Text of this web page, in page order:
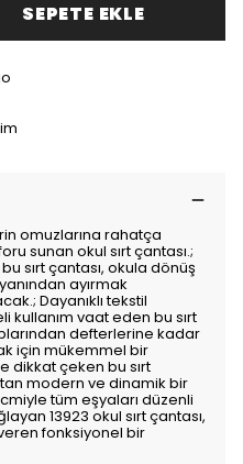
SEPETE EKLE
omuzlarına rahatça
sunan okul sırt çantası.;
sırt çantası, okula dönüş
ayırmak
Dayanıklı tekstil
kullanım vaat eden bu sırt
defterlerine kadar
için mükemmel bir
dikkat çeken bu sırt
modern ve dinamik bir
tüm eşyaları düzenli
13923 okul sırt çantası,
fonksiyonel bir